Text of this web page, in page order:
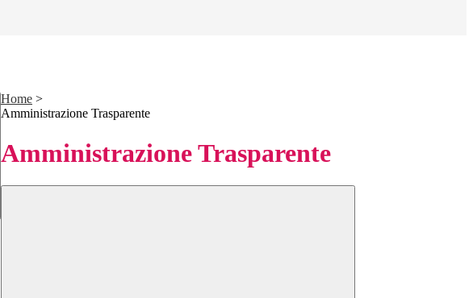
Home >
Amministrazione Trasparente
Amministrazione Trasparente